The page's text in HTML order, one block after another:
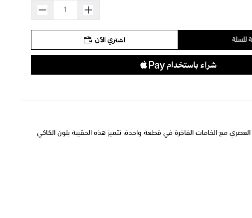
للسلة اشتري الآن
مع الخامات الفاخرة في قطعة واحدة، تتميز هذه الحقيبة بلون الكاكي